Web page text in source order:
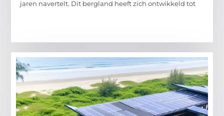
jaren navertelt. Dit bergland heeft zich ontwikkeld tot